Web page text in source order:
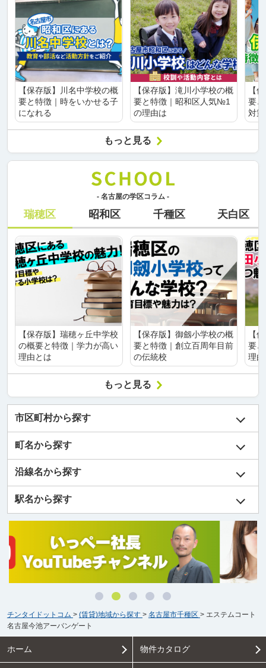
【保存版】川名中学校の概
要と特徴｜時をいかせる子
になれる
【保存版】滝川小学校の概
要と特徴｜昭和区人気№1
の理由は
【
要
対
もっと見る
- 名古屋の学区コラム -
瑞穂区 昭和区 千種区 天白区
【保存版】瑞穂ヶ丘中学校
の概要と特徴｜学力が高い
理由とは
【保存版】御劔小学校の概
要と特徴｜創立百周年目前
の伝統校
【
要
理
もっと見る
市区町村から探す
町名から探す
沿線名から探す
駅名から探す
チンタイドットコム > (賃貸)地域から探す > 名古屋市千種区 > エステムコート
名古屋今池アーバンゲート
ホーム 物件カタログ